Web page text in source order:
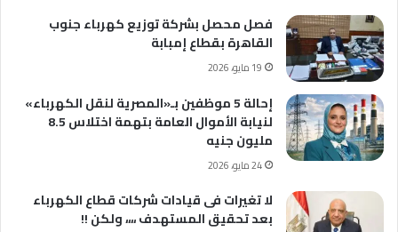
فصل محصل بشركة توزيع كهرباء جنوب
القاهرة بقطاع إمبابة
19 مايو، 2026
إحالة 5 موظفين بـ«المصرية لنقل الكهرباء»
لنيابة الأموال العامة بتهمة اختلاس 8.5
مليون جنيه
24 مايو، 2026
لا تغيرات فى قيادات شركات قطاع الكهرباء
بعد تحقيق المستهدف ،،،، ولكن !!